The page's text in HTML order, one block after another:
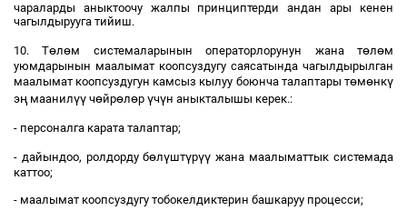
чараларды аныктоочу жалпы принциптерди андан ары кенен
чагылдырууга тийиш.
10. Төлөм системаларынын операторлорунун жана төлөм
уюмдарынын маалымат коопсуздугу саясатында чагылдырылган
маалымат коопсуздугун камсыз кылуу боюнча талаптары төмөнкү
эңмаанилүү чөйрөлөр үчүн аныкталышы керек.:
- персоналга карата талаптар;
- дайындоо, ролдорду бөлүштүрүү жана маалыматтык системада
каттоо;
- маалымат коопсуздугу тобокелдиктерин башкаруу процесси;